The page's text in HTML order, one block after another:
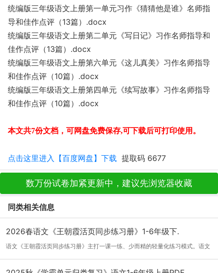
统编版三年级语文上册第一单元习作《猜猜他是谁》名师指
导和佳作点评（13篇）.docx
统编版三年级语文上册第二单元《写日记》习作名师指导和
佳作点评（13篇）.docx
统编版三年级语文上册第六单元《这儿真美》习作名师指导
和佳作点评（10篇）.docx
统编版三年级语文上册第四单元《续写故事》习作名师指导
和佳作点评（10篇）.docx
本文共7份文档 ，可网盘免费保存,可下载后可打印使用。
点击这里进入【百度网盘】下载 提取码 6677
数万份试卷加紧更新中，建议先浏览器收藏
同类相关信息
2026春语文《王朝霞活页同步练习册》1-6年级下.
语文《王朝霞活页同步练习册》主打一课一练、少而精的轻量化练习模式。语文
习题分...[详细]